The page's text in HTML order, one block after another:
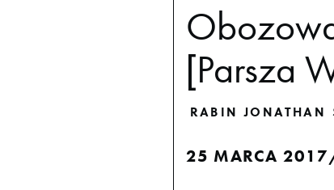
[Parsza
RABIN JONATHAN
25 MARCA